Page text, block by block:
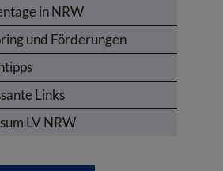
in NRW
und Förderungen
Links
LV NRW